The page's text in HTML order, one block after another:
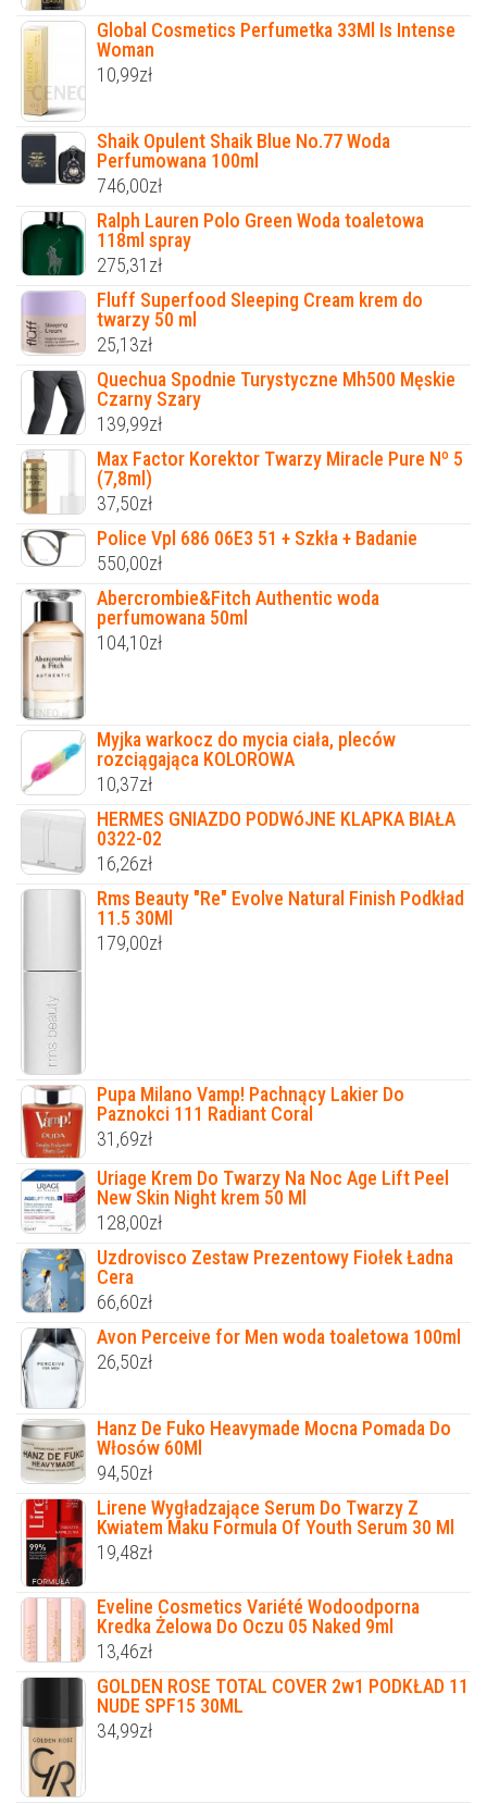
Global Cosmetics Perfumetka 33Ml Is Intense
Woman
10,99zł
Shaik Opulent Shaik Blue No.77 Woda
Perfumowana 100ml
746,00zł
Ralph Lauren Polo Green Woda toaletowa
118ml spray
275,31 zł
Fluff Superfood Sleeping Cream krem do
twarzy 50 ml
25,13zł
Quechua Spodnie Turystyczne Mh500 Męskie
Czarny Szary
139,99zł
Max Factor Korektor Twarzy Miracle Pure Nº 5
(7,8ml)
37,50zł
Police Vpl 686 06E3 51 + Szkła + Badanie
550,00zł
Abercrombie&Fitch Authentic woda
perfumowana 50ml
104,10zł
Myjka warkocz do mycia ciała, pleców
rozciągająca KOLOROWA
10,37zł
HERMES GNIAZDO PODWóJNE KLAPKA BIAŁA
0322-02
16,26zł
Rms Beauty "Re" Evolve Natural Finish Podkład
11.5 30Ml
179,00zł
Pupa Milano Vamp! Pachnący Lakier Do
Paznokci 111 Radiant Coral
31,69zł
Uriage Krem Do Twarzy Na Noc Age Lift Peel
New Skin Night krem 50 Ml
128,00zł
Uzdrovisco Zestaw Prezentowy Fiołek Ładna
Cera
66,60zł
Avon Perceive for Men woda toaletowa 100ml
26,50zł
Hanz De Fuko Heavymade Mocna Pomada Do
Włosów 60Ml
94,50zł
Lirene Wygładzające Serum Do Twarzy Z
Kwiatem Maku Formula Of Youth Serum 30 Ml
19,48zł
Eveline Cosmetics Variété Wodoodporna
Kredka Żelowa Do Oczu 05 Naked 9ml
13,46zł
GOLDEN ROSE TOTAL COVER 2w1 PODKŁAD 11
NUDE SPF15 30ML
34,99zł